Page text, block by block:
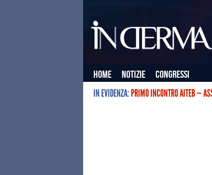
Home Notizie
Congressi
IN EVIDENZA:PRIMO INCONTRO AITEB —